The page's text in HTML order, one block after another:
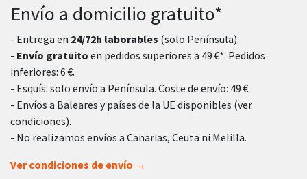
Envío a domicilio gratuito*
- Entrega en 24/72h laborables (solo Península).
- Envío gratuito en pedidos superiores a 49 €*. Pedidos
inferiores: 6 €.
- Esquís: solo envío a Península. Coste de envío: 49 €.
- Envíos a Baleares y países de la UE disponibles (ver
condiciones).
- No realizamos envíos a Canarias, Ceuta ni Melilla.
Ver condiciones de envío →